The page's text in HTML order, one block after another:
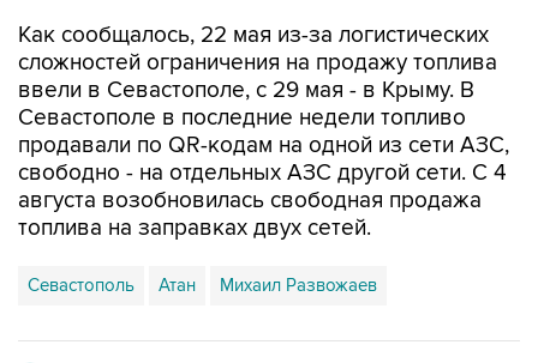
ввели в Севастополе, с 29 мая - в Крыму. В
Севастополе в последние недели топливо
продавали по QR-кодам на одной из сети АЗС,
свободно - на отдельных АЗС другой сети. С 4
августа возобновилась свободная продажа
топлива на заправках двух сетей.
Севастополь Атан Михаил Развожаев